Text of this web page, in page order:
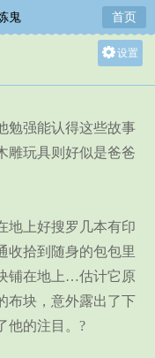
鬼 首页
设置
中
小
强能认得这些故事
雕玩具则好似是爸爸
上好搜罗几本有印
收拾到随身的包包里
铺在地上…估计它原
布块，意外露出了下
他的注目。?